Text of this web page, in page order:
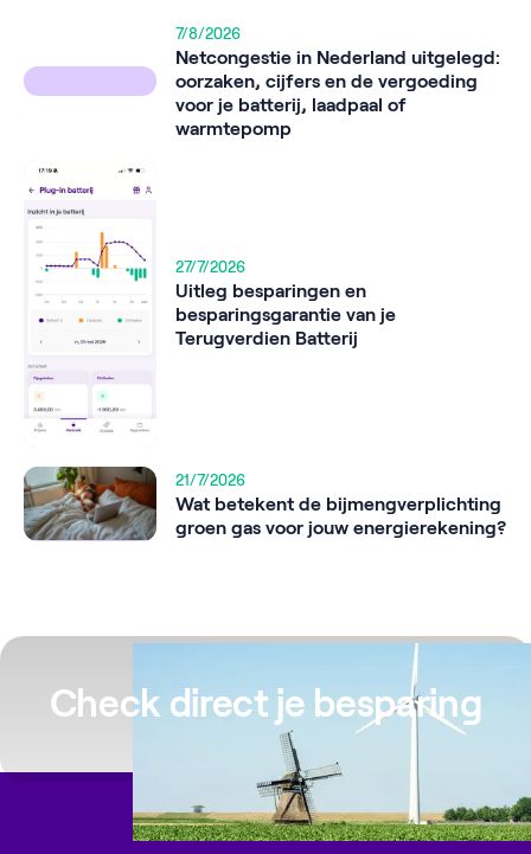
7/8/2026
Netcongestie in Nederland uitgelegd:
oorzaken, cijfers en de vergoeding
voor je batterij, laadpaal of
warmtepomp
27/7/2026
Uitleg besparingen en
besparingsgarantie van je
Terugverdien Batterij
21/7/2026
Wat betekent de bijmengverplichting
groen gas voor jouw energierekening?
Check direct je besparing